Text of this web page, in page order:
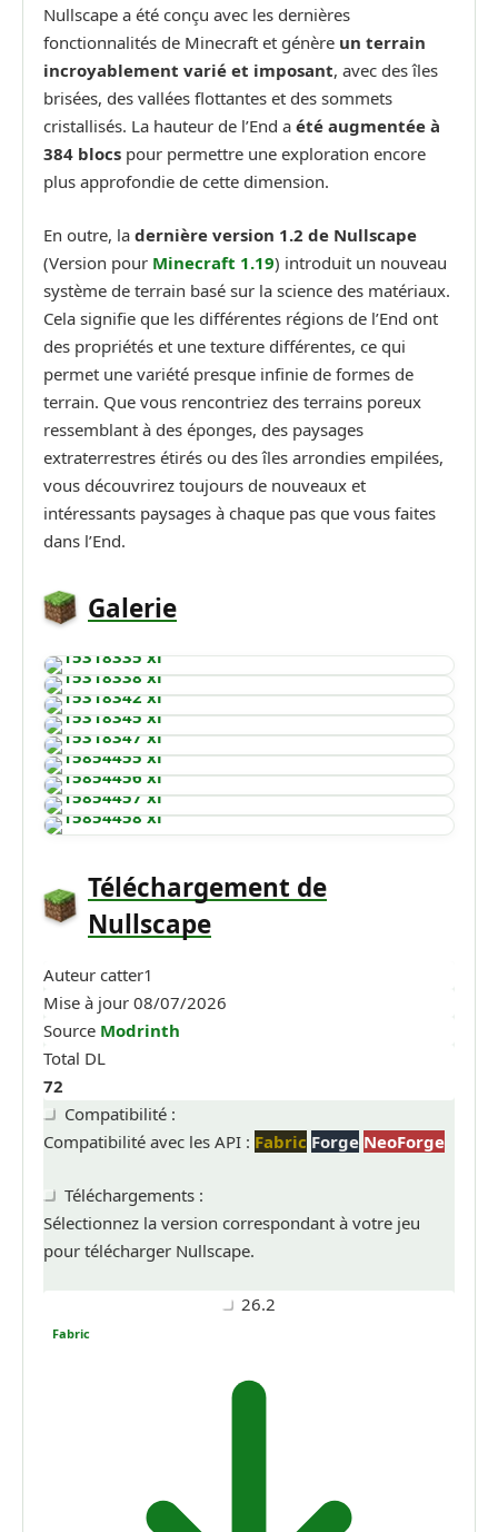
Nullscape a été conçu avec les dernières
fonctionnalités de Minecraft et génère un terrain
incroyablement varié et imposant, avec des îles
brisées, des vallées flottantes et des sommets
cristallisés. La hauteur de l’End a été augmentée à
384 blocs pour permettre une exploration encore
plus approfondie de cette dimension.
En outre, la dernière version 1.2 de Nullscape
(Version pour Minecraft 1.19) introduit un nouveau
système de terrain basé sur la science des matériaux.
Cela signifie que les différentes régions de l’End ont
des propriétés et une texture différentes, ce qui
permet une variété presque infinie de formes de
terrain. Que vous rencontriez des terrains poreux
ressemblant à des éponges, des paysages
extraterrestres étirés ou des îles arrondies empilées,
vous découvrirez toujours de nouveaux et
intéressants paysages à chaque pas que vous faites
dans l’End.
Galerie
Téléchargement de
Nullscape
Auteur catter1
Mise à jour 08/07/2026
Source Modrinth
Total DL
72
Compatibilité :
Compatibilité avec les API : Fabric Forge NeoForge
Téléchargements :
Sélectionnez la version correspondant à votre jeu
pour télécharger Nullscape.
26.2
Fabric